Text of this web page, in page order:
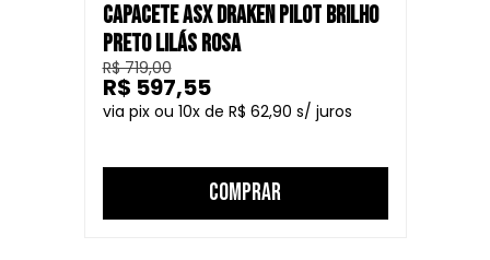
CAPACETE ASX DRAKEN PILOT BRILHO
PRETO LILÁS ROSA
R$ 719,00
10
R$ 62,90
R$ 597,55
COMPRAR